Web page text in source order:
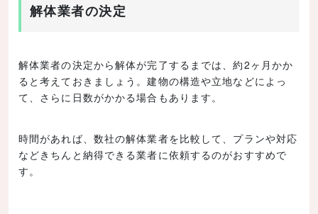
解体業者の決定
解体業者の決定から解体が完了するまでは、約2ヶ月かか
ると考えておきましょう。建物の構造や立地などによっ
て、さらに日数がかかる場合もあります。
時間があれば、数社の解体業者を比較して、プランや対応
などきちんと納得できる業者に依頼するのがおすすめで
す。